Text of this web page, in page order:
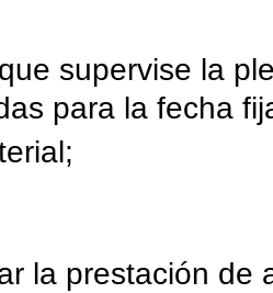
supervise la
para la fecha
la prestación de